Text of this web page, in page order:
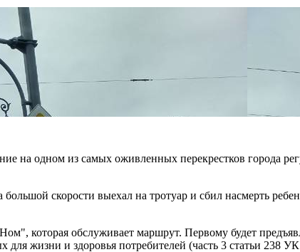
на одном из самых оживленных перекрестков города
скорости выехал на тротуар и сбил насмерть
которая обслуживает маршрут. Первому будет
жизни и здоровья потребителей (часть 3 статьи 238